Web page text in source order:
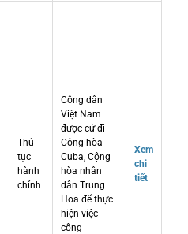
Thủ
tục
hành
chính
Công dân
Việt Nam
được cử đi
Cộng hòa
Cuba, Cộng
hòa nhân
dân Trung
Hoa để thực
hiện việc
công
Xem
chi
tiết